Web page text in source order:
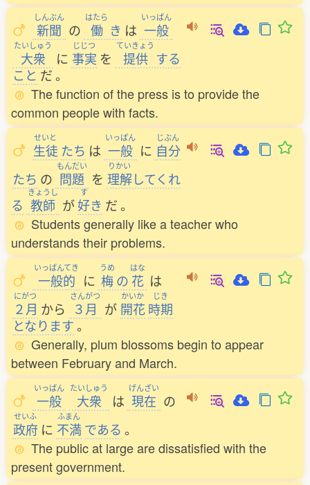
しんぶん
新聞 の
はたら
働 き は
いっぱん
一般
たいしゅう
大衆 に
じじつ
事実 を
ていきょう
提供 する
こと だ。
The function of the press is to provide the
common people with facts.
せいと
生徒 たち は
いっぱん
一般 に
じぶん
自分
たち の
もんだい
問題 を
りかい
理解してくれ
る
きょうし
教師 が
す
好き だ。
Students generally like a teacher who
understands their problems.
いっぱんてき
一般的 に
うめ
梅の
はな
花 は
にがつ
２月 から
さんがつ
３月 が
かいか
開花
じき
時期
となります。
Generally, plum blossoms begin to appear
between February and March.
いっぱん
一般
たいしゅう
大衆 は
げんざい
現在 の
せいふ
政府 に
ふまん
不満 である 。
The public at large are dissatisfied with the
present government.